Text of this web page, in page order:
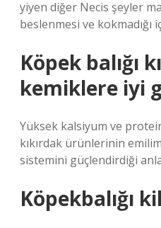
yiyen diğer Necis şeyler
beslenmesi ve kokmadığı
Köpek balığı
kemiklere iyi
Yüksek kalsiyum ve
kıkırdak ürünlerinin
sistemini güçlendirdiği
Köpekbalığı